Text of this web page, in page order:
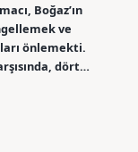
Boğaz’ın
ve
önlemekti.
dört…